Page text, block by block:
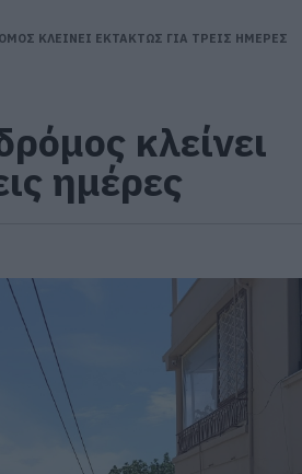
ΚΛΕΙΝΕΙ ΕΚΤΑΚΤΩΣ ΓΙΑ ΤΡΕΙΣ ΗΜΕΡΕΣ
κλείνει
ημέρες